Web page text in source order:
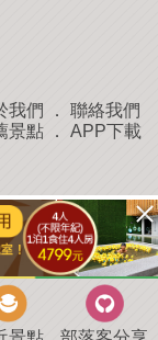
我們 ． 聯絡我們
景點． APP下載